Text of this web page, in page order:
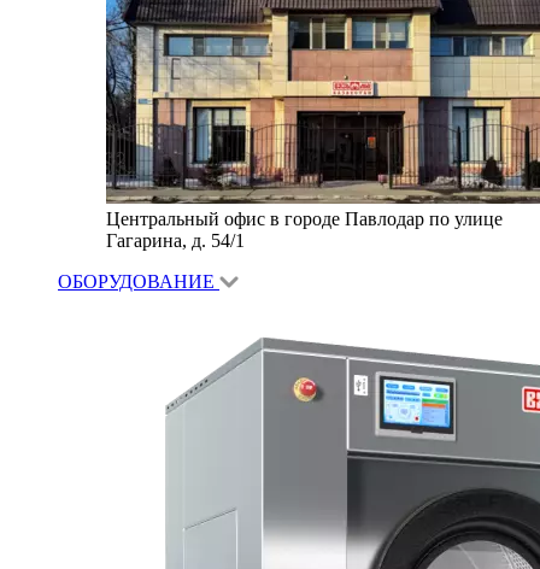
Центральный офис в городе Павлодар по улице
Гагарина, д. 54/1
ОБОРУДОВАНИЕ